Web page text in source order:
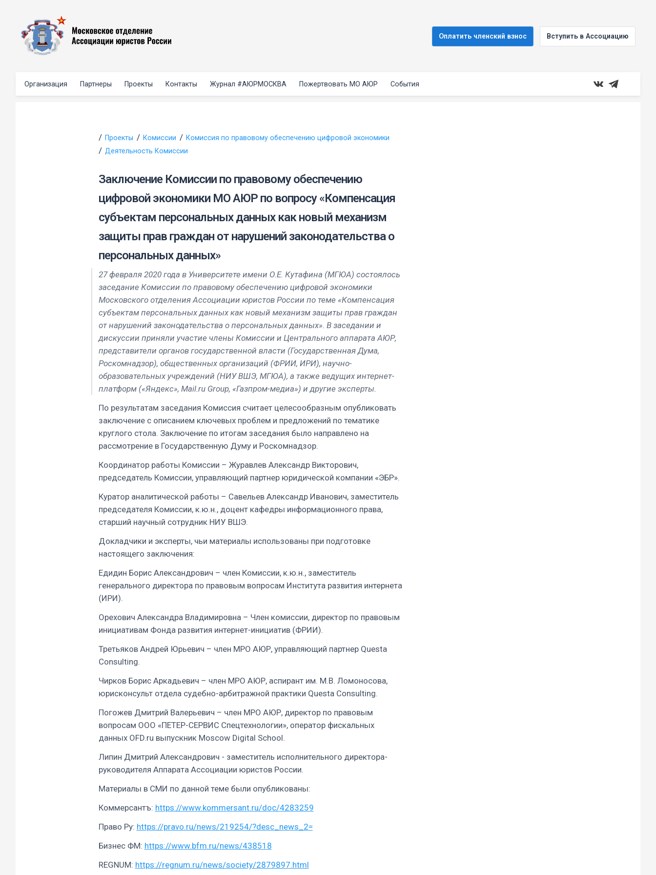
Оплатить членский взнос Вступить в Ассоциацию
Организация Партнеры Проекты Контакты Журнал #АЮРМОСКВА Пожертвовать МО АЮР События
Проекты Комиссии
Комиссия по правовому обеспечению цифровой экономики
Деятельность Комиссии
Заключение Комиссии по правовому обеспечению
цифровой экономики МО АЮР по вопросу «Компенсация
субъектам персональных данных как новый механизм
защиты прав граждан от нарушений законодательства о
персональных данных»
27 февраля 2020 года в Университете имени О.Е. Кутафина (МГЮА) состоялось
заседание Комиссии по правовому обеспечению цифровой экономики
Московского отделения Ассоциации юристов России по теме «Компенсация
субъектам персональных данных как новый механизм защиты прав граждан
от нарушений законодательства о персональных данных». В заседании и
дискуссии приняли участие члены Комиссии и Центрального аппарата АЮР,
представители органов государственной власти (Государственная Дума,
Роскомнадзор), общественных организаций (ФРИИ, ИРИ), научно-
образовательных учреждений (НИУ ВШЭ, МГЮА), а также ведущих интернет-
платформ («Яндекс», Mail.ru Group, «Газпром-медиа») и другие эксперты.
По результатам заседания Комиссия считает целесообразным опубликовать
заключение с описанием ключевых проблем и предложений по тематике
круглого стола. Заключение по итогам заседания было направлено на
рассмотрение в Государственную Думу и Роскомнадзор.
Координатор работы Комиссии – Журавлев Александр Викторович,
председатель Комиссии, управляющий партнер юридической компании «ЭБР».
Куратор аналитической работы – Савельев Александр Иванович, заместитель
председателя Комиссии, к.ю.н., доцент кафедры информационного права,
старший научный сотрудник НИУ ВШЭ.
Докладчики и эксперты, чьи материалы использованы при подготовке
настоящего заключения:
Едидин Борис Александрович – член Комиссии, к.ю.н., заместитель
генерального директора по правовым вопросам Института развития интернета
(ИРИ).
Орехович Александра Владимировна – Член комиссии, директор по правовым
инициативам Фонда развития интернет-инициатив (ФРИИ).
Третьяков Андрей Юрьевич – член МРО АЮР, управляющий партнер Questa
Consulting.
Чирков Борис Аркадьевич – член МРО АЮР, аспирант им. М.В. Ломоносова,
юрисконсульт отдела судебно-арбитражной практики Questa Consulting.
Погожев Дмитрий Валерьевич – член МРО АЮР, директор по правовым
вопросам ООО «ПЕТЕР-СЕРВИС Спецтехнологии», оператор фискальных
данных OFD.ru выпускник Moscow Digital School.
Липин Дмитрий Александрович - заместитель исполнительного директора-
руководителя Аппарата Ассоциации юристов России.
Материалы в СМИ по данной теме были опубликованы:
Коммерсантъ: https://www.kommersant.ru/doc/4283259
Право Ру: https://pravo.ru/news/219254/?desc_news_2=
Бизнес ФМ: https://www.bfm.ru/news/438518
REGNUM: https://regnum.ru/news/society/2879897.html